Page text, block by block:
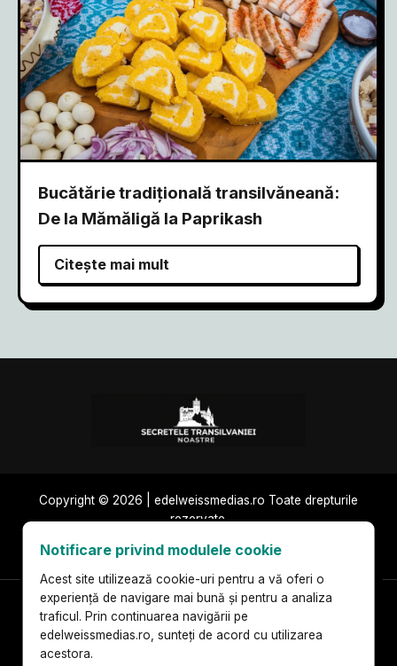
Bucătărie tradițională transilvăneană:
De la Mămăligă la Paprikash
Citește mai mult
Copyright © 2026 | edelweissmedias.ro Toate drepturile
rezervate.
parteneriate
confidențialitate
Declinarea responsabilității (Disclaimer):Acest site este un blog
personal de turism și cultură. Informațiile prezentate pe
edelweissmedias.ro au un caracter pur informativ și reflectă opiniile,
experiențele și cercetările autorului, Monica Diaconu. Deși depunem
Notificare privind modulele cookie
Acest site utilizează cookie-uri pentru a vă oferi o
experiență de navigare mai bună și pentru a analiza
traficul. Prin continuarea navigării pe
edelweissmedias.ro, sunteți de acord cu utilizarea
acestora.